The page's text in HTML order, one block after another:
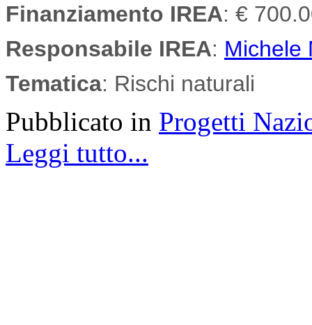
Finanziamento IREA: €
Responsabile IREA: Michele
Tematica: Rischi naturali
Pubblicato in Progetti
Leggi tutto...